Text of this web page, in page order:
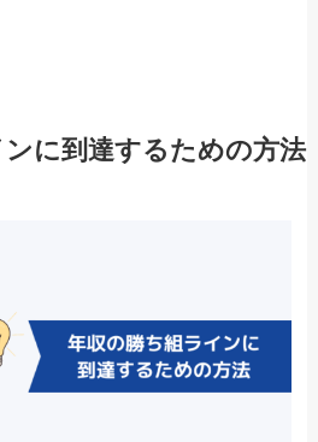
に到達するための方法